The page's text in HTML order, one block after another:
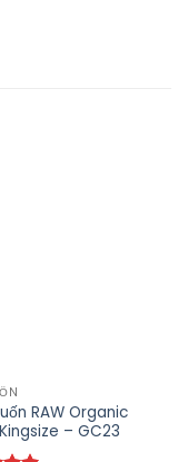
RAW Organic
– GC23